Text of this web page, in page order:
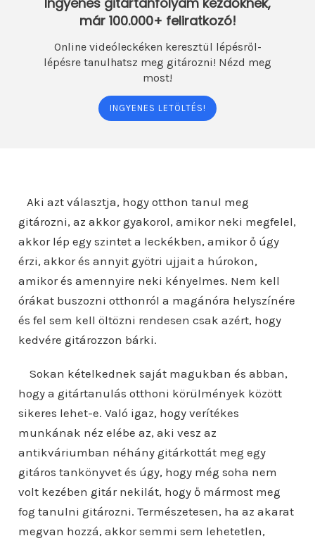
már 100.000+ feliratkozó!
Online videóleckéken keresztül lépésről-
lépésre tanulhatsz meg gitározni! Nézd meg
most!
INGYENES LETÖLTÉS!
Aki azt választja, hogy otthon tanul meg
gitározni, az akkor gyakorol, amikor neki megfelel,
akkor lép egy szintet a leckékben, amikor ő úgy
érzi, akkor és annyit gyötri ujjait a húrokon,
amikor és amennyire neki kényelmes. Nem kell
órákat buszozni otthonról a magánóra helyszínére
és fel sem kell öltözni rendesen csak azért, hogy
kedvére gitározzon bárki.
Sokan kételkednek saját magukban és abban,
hogy a gitártanulás otthoni körülmények között
sikeres lehet-e. Való igaz, hogy verítékes
munkának néz elébe az, aki vesz az
antikváriumban néhány gitárkottát meg egy
gitáros tankönyvet és úgy, hogy még soha nem
volt kezében gitár nekilát, hogy ő mármost meg
fog tanulni gitározni. Természetesen, ha az akarat
megvan hozzá, akkor semmi sem lehetetlen,